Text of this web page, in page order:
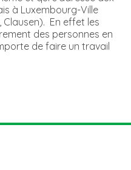
à Luxembourg-Ville
Clausen). En effet les
des personnes en
de faire un travail